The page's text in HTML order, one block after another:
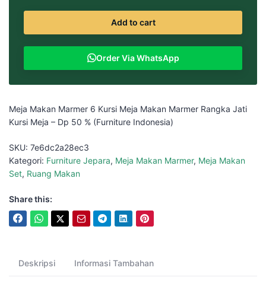
Add to cart
Order Via WhatsApp
Meja Makan Marmer 6 Kursi Meja Makan Marmer Rangka Jati
Kursi Meja – Dp 50 % (Furniture Indonesia)
SKU: 7e6dc2a28ec3
Kategori: Furniture Jepara, Meja Makan Marmer, Meja Makan
Set, Ruang Makan
Share this:
Deskripsi Informasi Tambahan